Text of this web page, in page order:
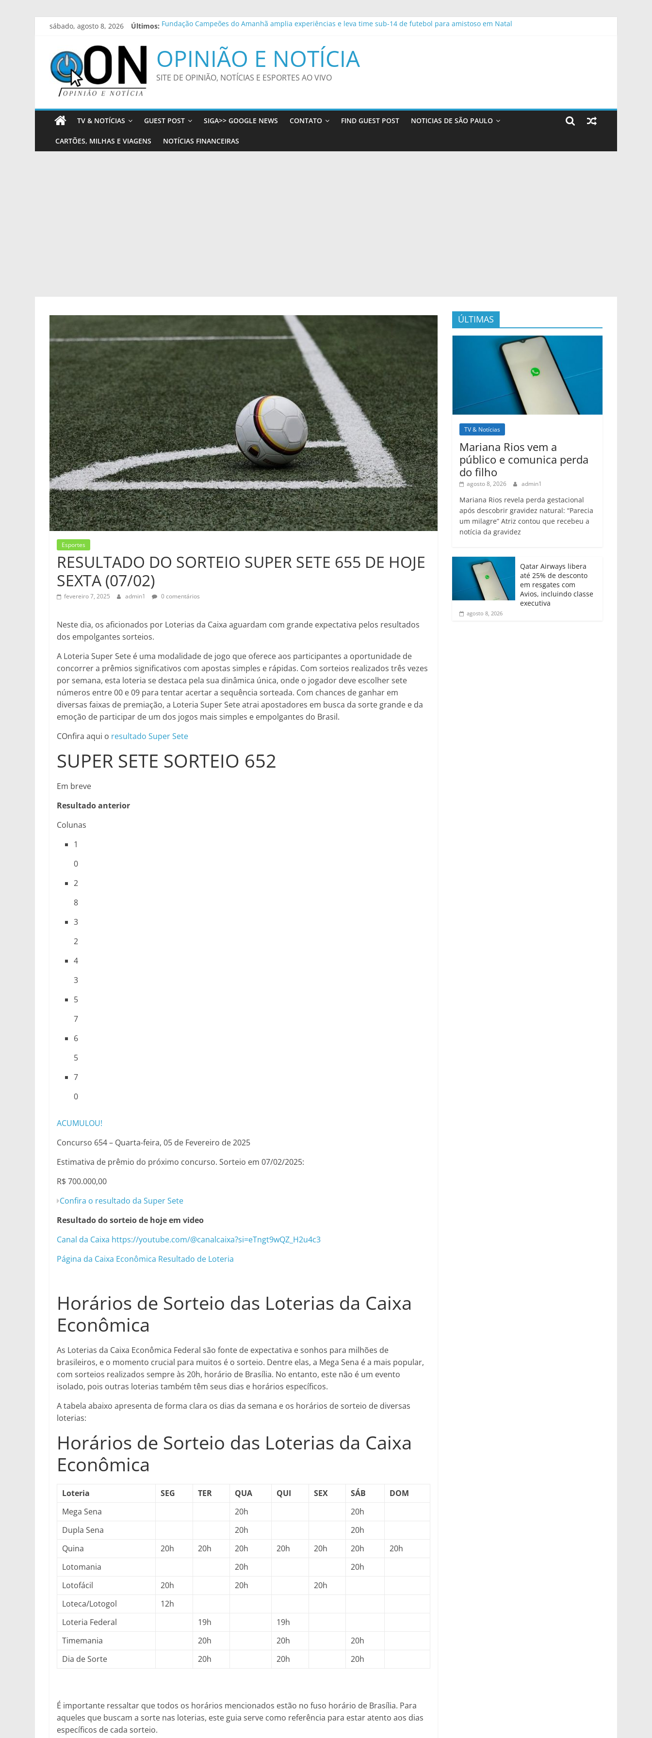
Pular
conteúdo
sábado, agosto 8, 2026 Últimos: Fundação Campeões do Amanhã amplia experiências e leva time sub-14 de futebol para amistoso em Natal
Qatar Airways libera até 25% de desconto em resgates com Avios, incluindo classe executiva
Funesp fecha parceria com Federação de Futebol de MS – CGNotícias
Profissionais da Educação Infantil da Rede Municipal de João Pessoa participam de formação imersiva
OPINIÃO E NOTÍCIA
SITE DE OPINIÃO, NOTÍCIAS E ESPORTES AO VIVO
TV & NOTÍCIAS GUEST POST SIGA>> GOOGLE NEWS CONTATO FIND GUEST POST NOTICIAS DE SÃO PAULO
CARTÕES, MILHAS E VIAGENS NOTÍCIAS FINANCEIRAS
Esportes
RESULTADO DO SORTEIO SUPER SETE 655 DE HOJE
SEXTA (07/02)
fevereiro 7, 2025 admin1 0 comentários
Neste dia, os aficionados por Loterias da Caixa aguardam com grande expectativa pelos resultados
dos empolgantes sorteios.
A Loteria Super Sete é uma modalidade de jogo que oferece aos participantes a oportunidade de
concorrer a prêmios significativos com apostas simples e rápidas. Com sorteios realizados três vezes
por semana, esta loteria se destaca pela sua dinâmica única, onde o jogador deve escolher sete
números entre 00 e 09 para tentar acertar a sequência sorteada. Com chances de ganhar em
diversas faixas de premiação, a Loteria Super Sete atrai apostadores em busca da sorte grande e da
emoção de participar de um dos jogos mais simples e empolgantes do Brasil.
COnfira aqui o resultado Super Sete
SUPER SETE SORTEIO 652
Em breve
Resultado anterior
Colunas
1
0
2
8
3
2
4
3
5
7
6
5
7
0
ACUMULOU!
Concurso 654 – Quarta-feira, 05 de Fevereiro de 2025
Estimativa de prêmio do próximo concurso. Sorteio em 07/02/2025:
R$ 700.000,00
Confira o resultado da Super Sete
Resultado do sorteio de hoje em video
Canal da Caixa https://youtube.com/@canalcaixa?si=eTngt9wQZ_H2u4c3
Página da Caixa Econômica Resultado de Loteria
Horários de Sorteio das Loterias da Caixa
Econômica
As Loterias da Caixa Econômica Federal são fonte de expectativa e sonhos para milhões de
brasileiros, e o momento crucial para muitos é o sorteio. Dentre elas, a Mega Sena é a mais popular,
com sorteios realizados sempre às 20h, horário de Brasília. No entanto, este não é um evento
isolado, pois outras loterias também têm seus dias e horários específicos.
A tabela abaixo apresenta de forma clara os dias da semana e os horários de sorteio de diversas
loterias:
Horários de Sorteio das Loterias da Caixa
Econômica
Loteria SEG TER QUA QUI SEX SÁB
DOM
Mega Sena
20h
20h
Dupla Sena
20h
20h
Quina
20h 20h 20h 20h 20h 20h
20h
Lotomania
20h
20h
Lotofácil
20h 20h
20h
Loteca/Lotogol
12h
Loteria Federal
19h
19h
Timemania
20h 20h
20h
Dia de Sorte
20h 20h 20h
É importante ressaltar que todos os horários mencionados estão no fuso horário de Brasília. Para
aqueles que buscam a sorte nas loterias, este guia serve como referência para estar atento aos dias
específicos de cada sorteio.
ÚLTIMAS
TV & Notícias
Mariana Rios vem a
público e comunica perda
do filho
agosto 8, 2026 admin1
Mariana Rios revela perda gestacional
após descobrir gravidez natural: “Parecia
um milagre” Atriz contou que recebeu a
notícia da gravidez
Qatar Airways libera
até 25% de desconto
em resgates com
Avios, incluindo classe
executiva
agosto 8, 2026